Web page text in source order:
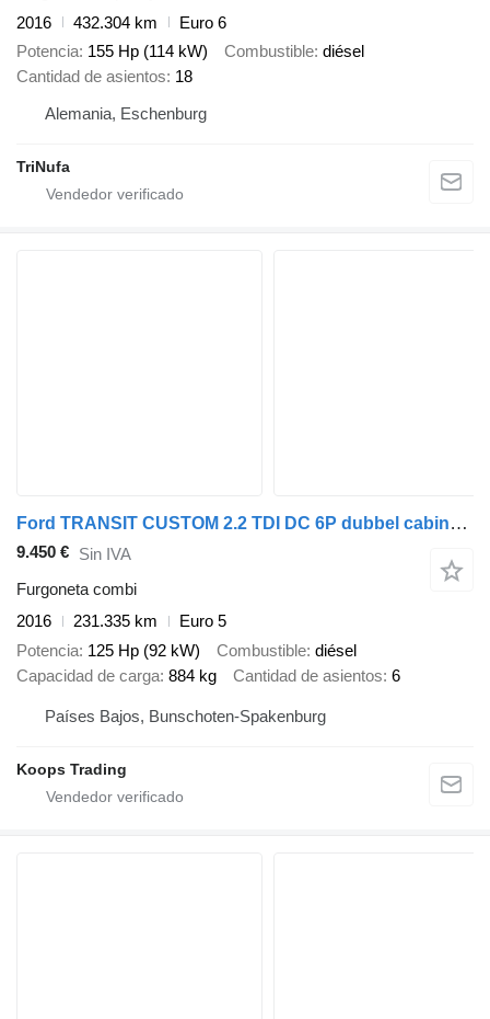
2016
432.304 km
Euro 6
Potencia 155 Hp (114 kW) Combustible diésel
Cantidad de asientos 18
Alemania, Eschenburg
TriNufa
Ford TRANSIT CUSTOM 2.2 TDI DC 6P dubbel cabine 6 persoons L2H1 Euro
9.450 € Sin IVA
Furgoneta combi
2016
231.335 km
Euro 5
Potencia 125 Hp (92 kW) Combustible diésel
Capacidad de carga 884 kg Cantidad de asientos 6
Países Bajos, Bunschoten-Spakenburg
Koops Trading